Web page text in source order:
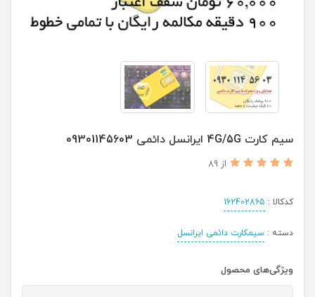
سیم کارت 4G/5G ایرانسل دائمی 09301145603
از 89
کدکالا : 162402865
دسته : سیمکارت دائمی ایرانسل
ویژگی‌های محصول